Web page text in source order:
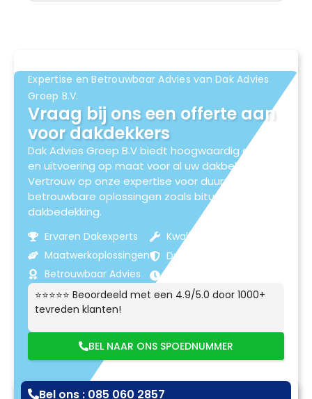
Expertise en Betrouwbaar Advies van Dak Advies
Groep B.V.
Vraag bij ons een offerte aan
voor dakdekkers
Dak Advies Groep B.V biedt hoogwaardig advies
en uitvoering op maat voor al uw dakbehoeften.
Vertrouw op onze expertise voor duurzame en
betrouwbare oplossingen zoals bitumen
dakbedekking.
Ervaren Dakexperts
Maatwerkoplossingen
Betrouwbaar Advies
Kwaliteitsmaterialen
Duurzame Resultaten
⭐⭐⭐⭐⭐ Beoordeeld met een 4.9/5.0 door 1000+
tevreden klanten!
BEL NAAR ONS SPOEDNUMMER
Bel ons : 085 060 2857